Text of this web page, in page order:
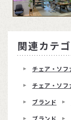
関連カテ
チェア・ソフ
チェア・ソフ
ブランド